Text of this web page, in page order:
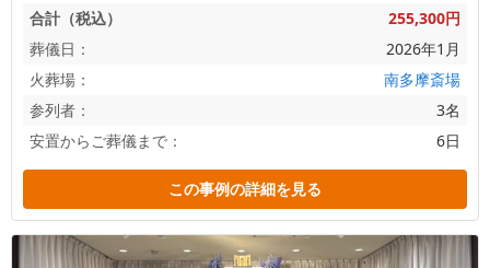
合計（税込）
255,300円
葬儀日：
2026年1月
火葬場：
南多摩斎場
参列者：
3名
安置からご葬儀まで：
6日
この事例の詳細を見る